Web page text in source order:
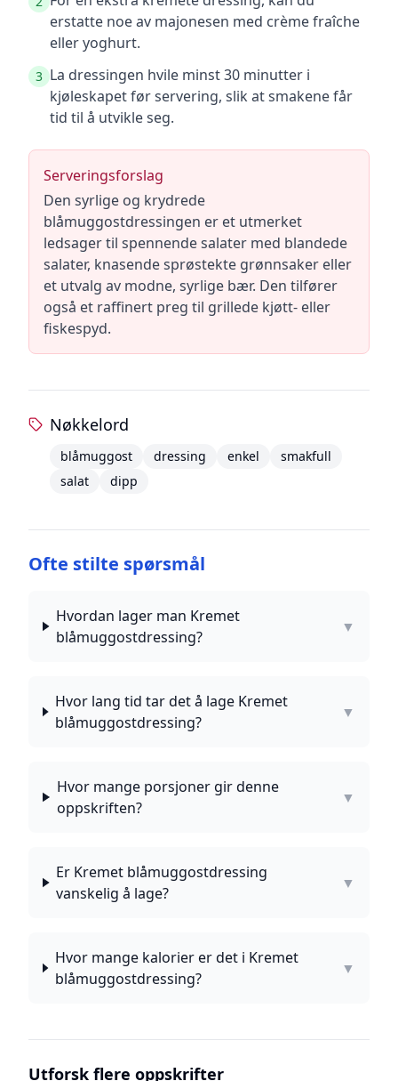
erstatte noe av majonesen med crème fraîche
eller yoghurt.
3 La dressingen hvile minst 30 minutter i
kjøleskapet før servering, slik at smakene får
tid til å utvikle seg.
Serveringsforslag
Den syrlige og krydrede
blåmuggostdressingen er et utmerket
ledsager til spennende salater med blandede
salater, knasende sprøstekte grønnsaker eller
et utvalg av modne, syrlige bær. Den tilfører
også et raffinert preg til grillede kjøtt- eller
fiskespyd.
Nøkkelord
blåmuggost dressing enkel
smakfull
salat
dipp
Ofte stilte spørsmål
Hvordan lager man Kremet
blåmuggostdressing?
▼
Hvor lang tid tar det å lage Kremet
blåmuggostdressing?
▼
Hvor mange porsjoner gir denne
oppskriften?
▼
Er Kremet blåmuggostdressing
vanskelig å lage?
▼
Hvor mange kalorier er det i Kremet
blåmuggostdressing?
▼
Utforsk flere oppskrifter